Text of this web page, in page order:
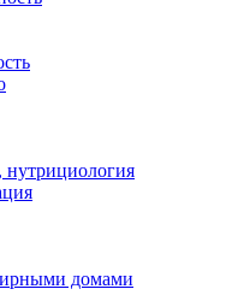
нутрициология
домами